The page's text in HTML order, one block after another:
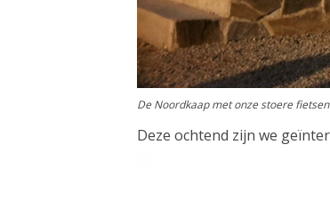
De Noordkaap met onze stoere
Deze ochtend zijn we